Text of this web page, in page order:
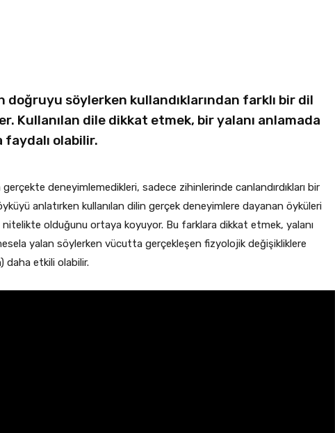
söylerken kullandıklarından farklı bir dil
Kullanılan dile dikkat etmek, bir yalanı anlamada
olabilir.
deneyimlemedikleri, sadece zihinlerinde canlandırdıkları bir
anlatırken kullanılan dilin gerçek deneyimlere dayanan öyküleri
nitelikte olduğunu ortaya koyuyor. Bu farklara dikkat etmek, yalanı
yalan söylerken vücutta gerçekleşen fizyolojik değişikliklere
daha etkili olabilir.